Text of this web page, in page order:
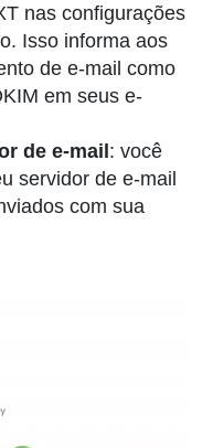
nas configurações
Isso informa aos
de e-mail como
em seus e-
de e-mail: você
servidor de e-mail
com sua